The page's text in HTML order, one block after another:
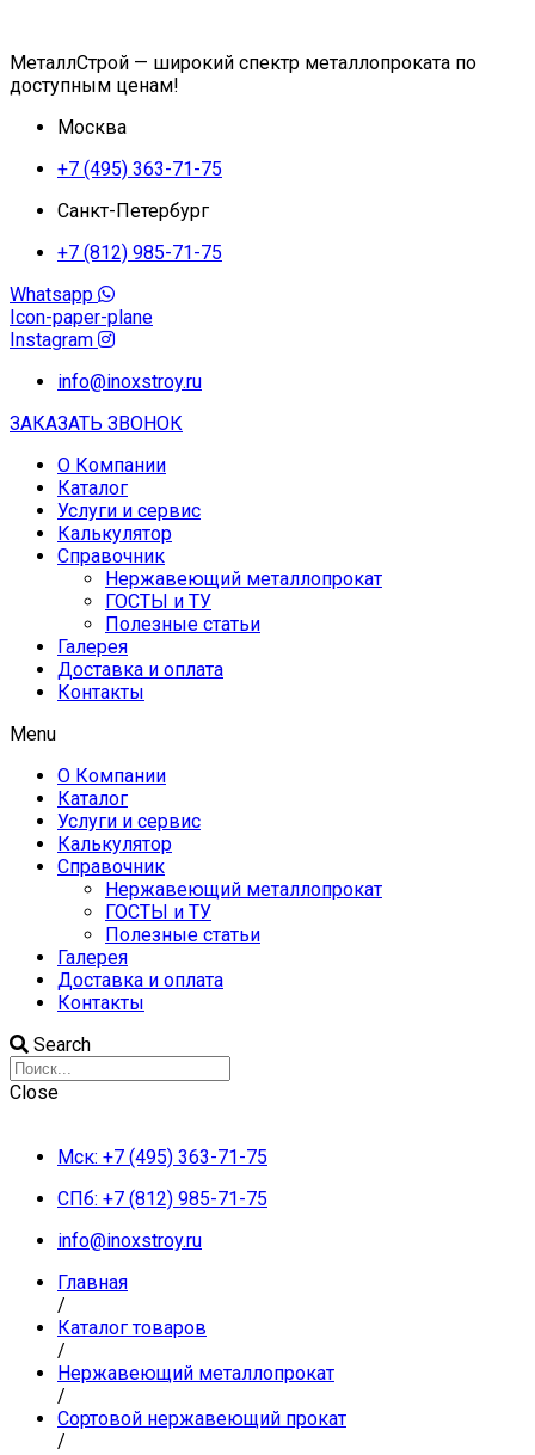
МеталлСтрой — широкий спектр металлопроката по
доступным ценам!
Москва
+7 (495) 363-71-75
Санкт-Петербург
+7 (812) 985-71-75
Whatsapp
Icon-paper-plane
Instagram
info@inoxstroy.ru
ЗАКАЗАТЬ ЗВОНОК
О Компании
Каталог
Услуги и сервис
Калькулятор
Справочник
Нержавеющий металлопрокат
ГОСТЫ и ТУ
Полезные статьи
Галерея
Доставка и оплата
Контакты
Menu
О Компании
Каталог
Услуги и сервис
Калькулятор
Справочник
Нержавеющий металлопрокат
ГОСТЫ и ТУ
Полезные статьи
Галерея
Доставка и оплата
Контакты
Search
Close
Мск: +7 (495) 363-71-75
СПб: +7 (812) 985-71-75
info@inoxstroy.ru
Главная
/
Каталог товаров
/
Нержавеющий металлопрокат
/
Сортовой нержавеющий прокат
/